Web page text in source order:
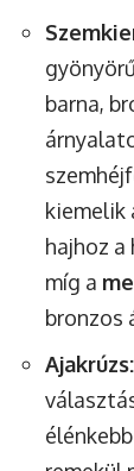
barna,
kiemelik
hajhoz a
míg a
bronzos
Ajakrúzs: